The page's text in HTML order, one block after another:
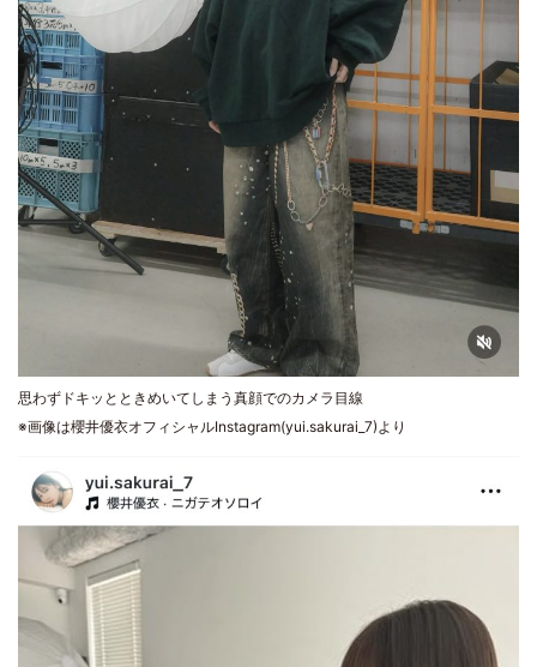
思わずドキッとときめいてしまう真顔でのカメラ目線
※画像は櫻井優衣オフィシャルInstagram(yui.sakurai_7)より